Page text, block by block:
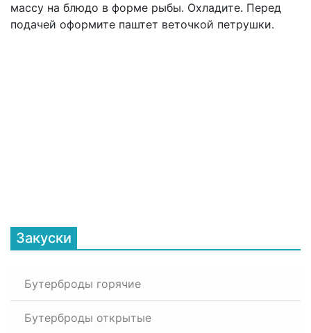
массу на блюдо в форме рыбы. Охладите. Перед
подачей оформите паштет веточкой петрушки.
Закуски
Бутерброды горячие
Бутерброды открытые